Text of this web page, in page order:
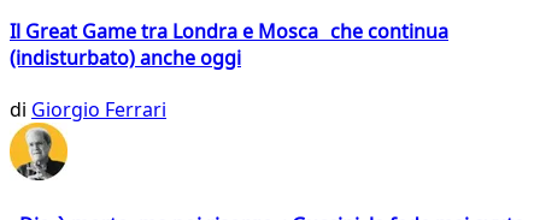
Il Great Game tra Londra e Mosca che continua
(indisturbato) anche oggi
di Giorgio Ferrari